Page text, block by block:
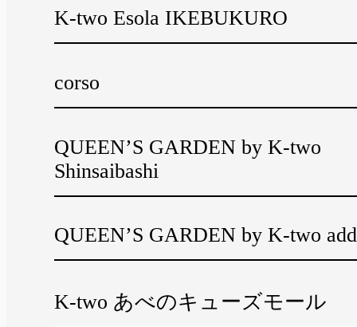
K-two Esola IKEBUKURO
corso
QUEEN’S GARDEN by K-two
Shinsaibashi
QUEEN’S GARDEN by K-two add
K-two あべのキューズモール